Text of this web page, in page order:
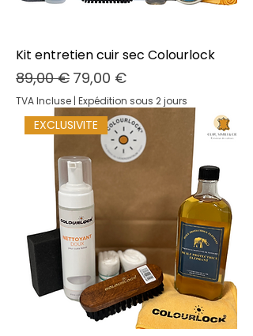
Kit entretien cuir sec Colourlock
Prix original
89,00 € Prix promotionnel
79,00 €
TVA Incluse | Expédition sous 2 jours
EXCLUSIVITE